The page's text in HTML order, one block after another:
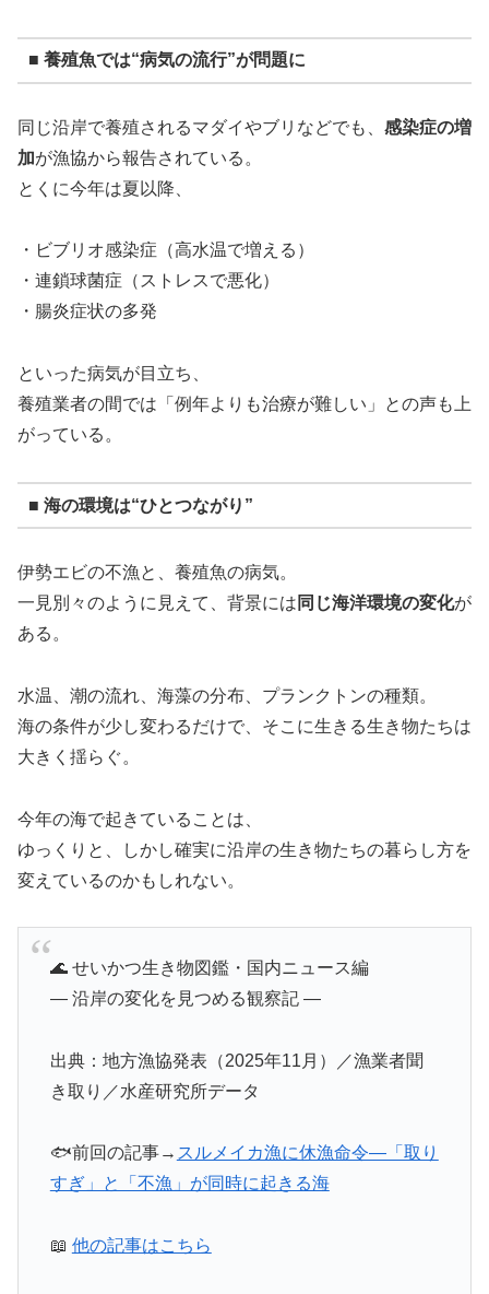
■ 養殖魚では“病気の流行”が問題に
同じ沿岸で養殖されるマダイやブリなどでも、 感染症の増
加が漁協から報告されている。
とくに今年は夏以降、
・ビブリオ感染症（高水温で増える）
・連鎖球菌症（ストレスで悪化）
・腸炎症状の多発
といった病気が目立ち、
養殖業者の間では「例年よりも治療が難しい」との声も上
がっている。
■ 海の環境は“ひとつながり”
伊勢エビの不漁と、養殖魚の病気。
一見別々のように見えて、背景には 同じ海洋環境の変化が
ある。
水温、潮の流れ、海藻の分布、プランクトンの種類。
海の条件が少し変わるだけで、そこに生きる生き物たちは
大きく揺らぐ。
今年の海で起きていることは、
ゆっくりと、しかし確実に沿岸の生き物たちの暮らし方を
変えているのかもしれない。
🌊 せいかつ生き物図鑑・国内ニュース編
― 沿岸の変化を見つめる観察記 ―
出典：地方漁協発表（2025年11月）／漁業者聞
き取り／水産研究所データ
🐟前回の記事→ スルメイカ漁に休漁命令―「取り
すぎ」と「不漁」が同時に起きる海
📖 他の記事はこちら